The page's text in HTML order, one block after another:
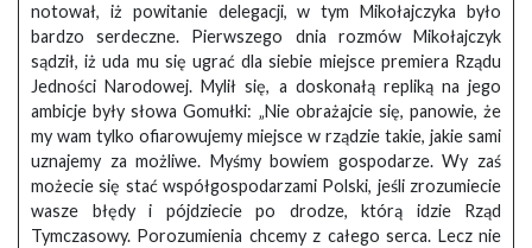
notował, iż powitanie delegacji, w tym Mikołajczyka było
bardzo serdeczne. Pierwszego dnia rozmów Mikołajczyk
sądził, iż uda mu się ugrać dla siebie miejsce premiera Rządu
Jedności Narodowej. Mylił się, a doskonałą repliką na jego
ambicje były słowa Gomułki: „Nie obrażajcie się, panowie, że
my wam tylko ofiarowujemy miejsce w rządzie takie, jakie sami
uznajemy za możliwe. Myśmy bowiem gospodarze. Wy zaś
możecie się stać współgospodarzami Polski, jeśli zrozumiecie
wasze błędy i pójdziecie po drodze, którą idzie Rząd
Tymczasowy. Porozumienia chcemy z całego serca. Lecz nie